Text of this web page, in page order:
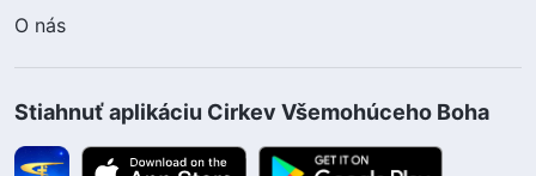
O nás
Stiahnuť aplikáciu Cirkev Všemohúceho Boha